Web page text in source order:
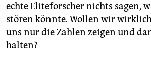
echte Eliteforscher nichts sagen,
stören könnte. Wollen wir
uns nur die Zahlen zeigen und
halten?